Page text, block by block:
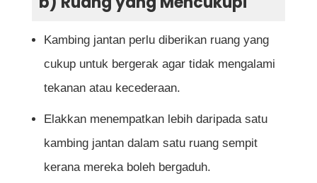
Kambing jantan perlu diberikan ruang yang
cukup untuk bergerak agar tidak mengalami
tekanan atau kecederaan.
Elakkan menempatkan lebih daripada satu
kambing jantan dalam satu ruang sempit
kerana mereka boleh bergaduh.